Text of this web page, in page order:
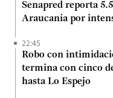
Senapred reporta
Araucanía por
22:45
Robo con
termina con cinco
hasta Lo Espejo